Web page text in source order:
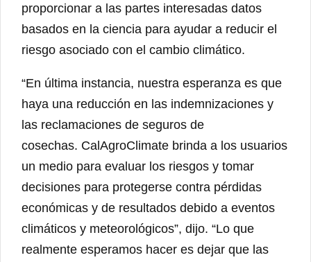
proporcionar a las partes interesadas datos
basados ​​en la ciencia para ayudar a reducir el
riesgo asociado con el cambio climático.
“En última instancia, nuestra esperanza es que
haya una reducción en las indemnizaciones y
las reclamaciones de seguros de
cosechas. CalAgroClimate brinda a los usuarios
un medio para evaluar los riesgos y tomar
decisiones para protegerse contra pérdidas
económicas y de resultados debido a eventos
climáticos y meteorológicos”, dijo. “Lo que
realmente esperamos hacer es dejar que las